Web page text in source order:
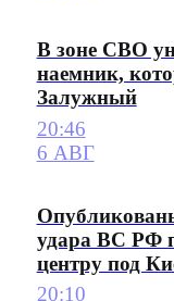
В зоне СВО
наемник,
Залужный
20:46
6 АВГ
удара ВС РФ
центру под
20:10